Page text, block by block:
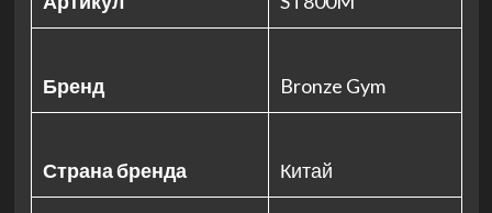
Бренд Bronze Gym
Страна бренда Китай